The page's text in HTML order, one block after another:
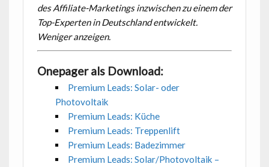
des Affiliate-Marketings inzwischen zu einem der
Top-Experten in Deutschland entwickelt.
Weniger anzeigen.
Onepager als Download:
Premium Leads: Solar- oder
Photovoltaik
Premium Leads: Küche
Premium Leads: Treppenlift
Premium Leads: Badezimmer
Premium Leads: Solar/Photovoltaik –